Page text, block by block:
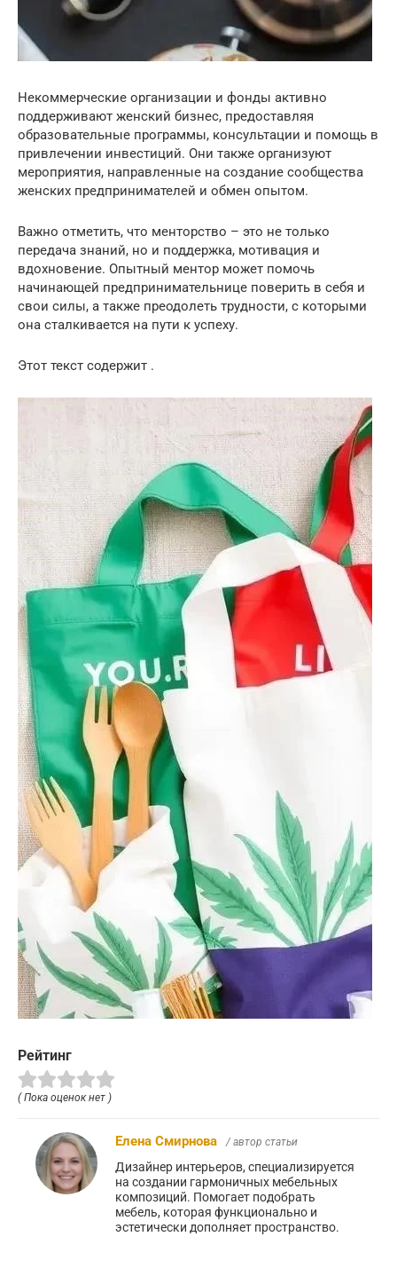
Некоммерческие организации и фонды активно
поддерживают женский бизнес, предоставляя
образовательные программы, консультации и помощь в
привлечении инвестиций. Они также организуют
мероприятия, направленные на создание сообщества
женских предпринимателей и обмен опытом.
Важно отметить, что менторство – это не только
передача знаний, но и поддержка, мотивация и
вдохновение. Опытный ментор может помочь
начинающей предпринимательнице поверить в себя и
свои силы, а также преодолеть трудности, с которыми
она сталкивается на пути к успеху.
Этот текст содержит .
Рейтинг
( Пока оценок нет )
Елена Смирнова / автор статьи
Дизайнер интерьеров, специализируется
на создании гармоничных мебельных
композиций. Помогает подобрать
мебель, которая функционально и
эстетически дополняет пространство.